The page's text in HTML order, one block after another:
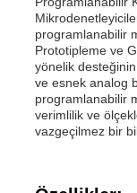
SOC (Sistem
MPU IC
programlanabilir
Prototipleme ve
yönelik desteğinin
ve esnek analog
programlanabilir
verimlilik ve
vazgeçilmez bir